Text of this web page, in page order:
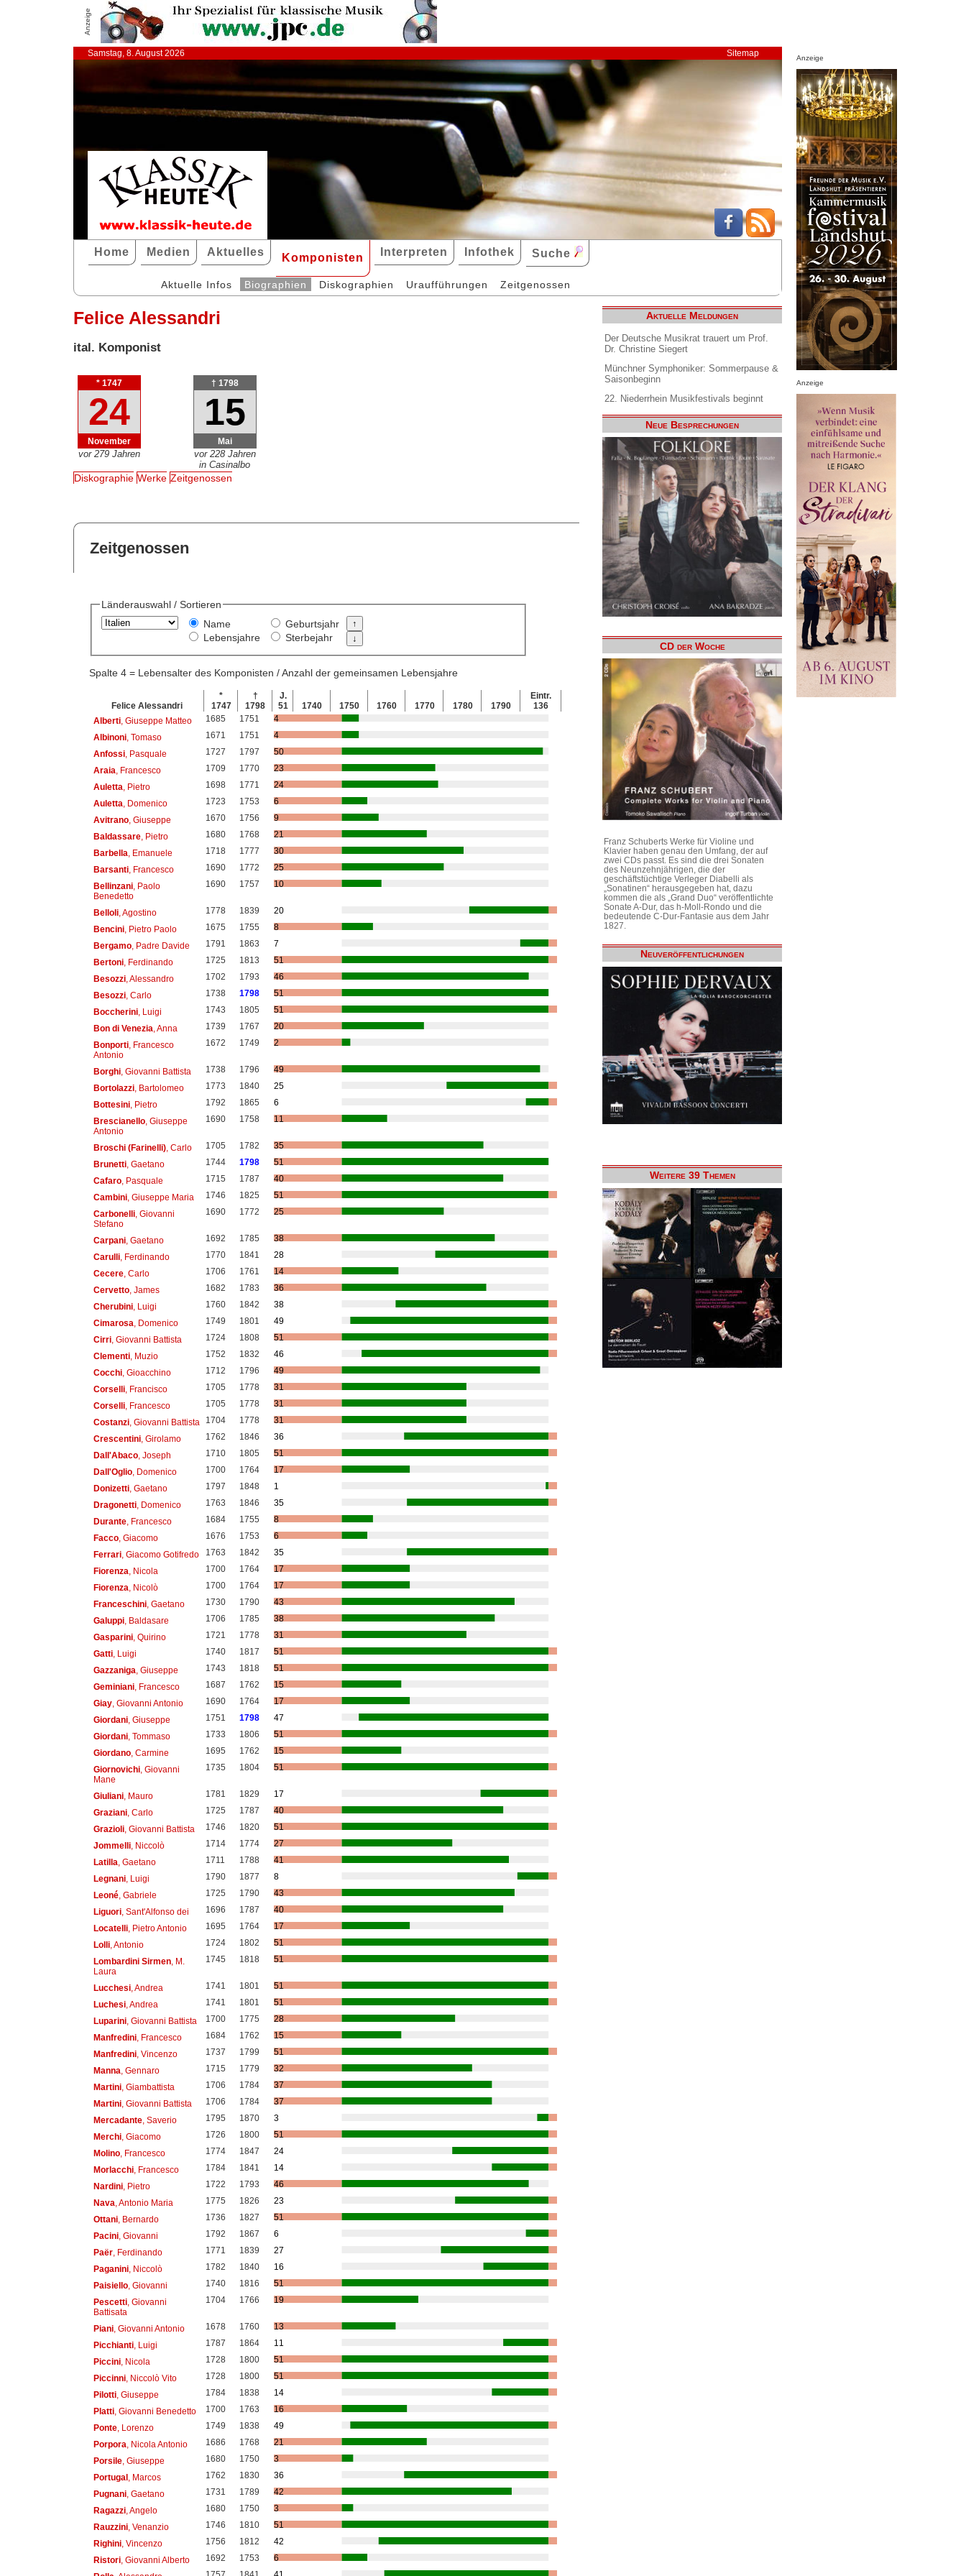
Anzeige
Samstag, 8. August 2026 Sitemap
Home Medien Aktuelles Komponisten Interpreten Infothek Suche
Aktuelle Infos Biographien Diskographien Uraufführungen Zeitgenossen
Felice Alessandri
ital. Komponist
* 1747
24
November
vor 279 Jahren
† 1798
15
Mai
vor 228 Jahren
in Casinalbo
Diskographie Werke Zeitgenossen
Zeitgenossen
Länderauswahl / Sortieren
Name
Lebensjahre
Geburtsjahr
Sterbejahr
Spalte 4 = Lebensalter des Komponisten / Anzahl der gemeinsamen Lebensjahre
Felice Alessandri
*
1747
†
1798
J.
51
1740 1750 1760 1770 1780 1790
Eintr.
136
Alberti, Giuseppe Matteo 1685 1751
4
Albinoni, Tomaso 1671 1751
4
Anfossi, Pasquale 1727 1797
50
Araia , Francesco 1709 1770
23
Auletta , Pietro 1698 1771
24
Auletta , Domenico 1723 1753
6
Avitrano, Giuseppe 1670 1756
9
Baldassare, Pietro 1680 1768
21
Barbella , Emanuele 1718 1777
30
Barsanti, Francesco 1690 1772
25
Bellinzani, Paolo
Benedetto
1690 1757 10
Belloli, Agostino 1778 1839
20
Bencini, Pietro Paolo 1675 1755
8
Bergamo, Padre Davide 1791 1863
7
Bertoni, Ferdinando 1725 1813
51
Besozzi, Alessandro 1702 1793
46
Besozzi, Carlo 1738 1798
51
Boccherini, Luigi 1743 1805
51
Bon di Venezia , Anna 1739 1767
20
Bonporti, Francesco
Antonio
1672 1749 2
Borghi, Giovanni Battista 1738 1796
49
Bortolazzi, Bartolomeo 1773 1840
25
Bottesini, Pietro 1792 1865
6
Brescianello, Giuseppe
Antonio
1690 1758 11
Broschi (Farinelli), Carlo 1705 1782
35
Brunetti, Gaetano 1744 1798
51
Cafaro, Pasquale 1715 1787
40
Cambini, Giuseppe Maria 1746 1825
51
Carbonelli, Giovanni
Stefano
1690 1772 25
Carpani, Gaetano 1692 1785
38
Carulli, Ferdinando 1770 1841
28
Cecere, Carlo 1706 1761
14
Cervetto, James 1682 1783
36
Cherubini, Luigi 1760 1842
38
Cimarosa , Domenico 1749 1801
49
Cirri, Giovanni Battista 1724 1808
51
Clementi, Muzio 1752 1832
46
Cocchi, Gioacchino 1712 1796
49
Corselli, Francisco 1705 1778
31
Corselli, Francesco 1705 1778
31
Costanzi, Giovanni Battista 1704 1778
31
Crescentini, Girolamo 1762 1846
36
Dall'Abaco, Joseph 1710 1805
51
Dall'Oglio, Domenico 1700 1764
17
Donizetti, Gaetano 1797 1848
1
Dragonetti, Domenico 1763 1846
35
Durante, Francesco 1684 1755
8
Facco, Giacomo 1676 1753
6
Ferrari, Giacomo Gotifredo 1763 1842
35
Fiorenza , Nicola 1700 1764
17
Fiorenza , Nicolò 1700 1764
17
Franceschini, Gaetano 1730 1790
43
Galuppi, Baldasare 1706 1785
38
Gasparini, Quirino 1721 1778
31
Gatti, Luigi 1740 1817
51
Gazzaniga , Giuseppe 1743 1818
51
Geminiani, Francesco 1687 1762
15
Giay, Giovanni Antonio 1690 1764
17
Giordani, Giuseppe 1751 1798
47
Giordani, Tommaso 1733 1806
51
Giordano, Carmine 1695 1762
15
Giornovichi, Giovanni
Mane
1735 1804 51
Giuliani, Mauro 1781 1829
17
Graziani, Carlo 1725 1787
40
Grazioli, Giovanni Battista 1746 1820
51
Jommelli, Niccolò 1714 1774
27
Latilla , Gaetano 1711 1788
41
Legnani, Luigi 1790 1877
8
Leoné, Gabriele 1725 1790
43
Liguori, Sant'Alfonso dei 1696 1787
40
Locatelli, Pietro Antonio 1695 1764
17
Lolli, Antonio 1724 1802
51
Lombardini Sirmen, M.
Laura
1745 1818 51
Lucchesi, Andrea 1741 1801
51
Luchesi, Andrea 1741 1801
51
Luparini, Giovanni Battista 1700 1775
28
Manfredini, Francesco 1684 1762
15
Manfredini, Vincenzo 1737 1799
51
Manna , Gennaro 1715 1779
32
Martini, Giambattista 1706 1784
37
Martini, Giovanni Battista 1706 1784
37
Mercadante, Saverio 1795 1870
3
Merchi, Giacomo 1726 1800
51
Molino, Francesco 1774 1847
24
Morlacchi, Francesco 1784 1841
14
Nardini, Pietro 1722 1793
46
Nava , Antonio Maria 1775 1826
23
Ottani, Bernardo 1736 1827
51
Pacini, Giovanni 1792 1867
6
Paër, Ferdinando 1771 1839
27
Paganini, Niccolò 1782 1840
16
Paisiello, Giovanni 1740 1816
51
Pescetti, Giovanni
Battisata
1704 1766 19
Piani, Giovanni Antonio 1678 1760
13
Picchianti, Luigi 1787 1864
11
Piccini, Nicola 1728 1800
51
Piccinni, Niccolò Vito 1728 1800
51
Pilotti, Giuseppe 1784 1838
14
Platti, Giovanni Benedetto 1700 1763
16
Ponte, Lorenzo 1749 1838
49
Porpora , Nicola Antonio 1686 1768
21
Porsile, Giuseppe 1680 1750
3
Portugal, Marcos 1762 1830
36
Pugnani, Gaetano 1731 1789
42
Ragazzi, Angelo 1680 1750
3
Rauzzini, Venanzio 1746 1810
51
Righini, Vincenzo 1756 1812
42
Ristori, Giovanni Alberto 1692 1753
6
Aktuelle Meldungen
Der Deutsche Musikrat trauert um Prof.
Dr. Christine Siegert
Münchner Symphoniker: Sommerpause &
Saisonbeginn
22. Niederrhein Musikfestivals beginnt
Neue Besprechungen
CD der Woche
Franz Schuberts Werke für Violine und
Klavier haben genau den Umfang, der auf
zwei CDs passt. Es sind die drei Sonaten
des Neunzehnjährigen, die der
geschäftstüchtige Verleger Diabelli als
„Sonatinen“ herausgegeben hat, dazu
kommen die als „Grand Duo“ veröffentlichte
Sonate A-Dur, das h-Moll-Rondo und die
bedeutende C-Dur-Fantasie aus dem Jahr
1827.
Neuveröffentlichungen
Weitere 39 Themen
Anzeige
Anzeige